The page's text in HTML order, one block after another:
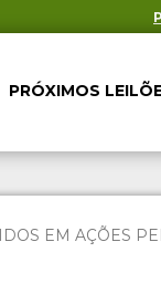
PRÓXIMOS
EM AÇÕES